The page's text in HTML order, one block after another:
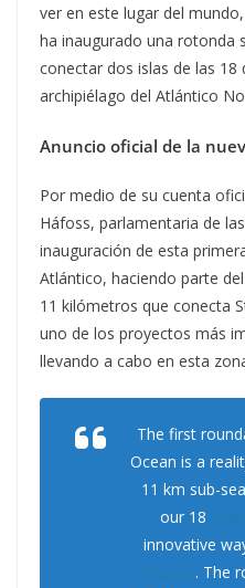
ver en este lugar del
ha inaugurado una rotonda
conectar dos islas de las
archipiélago del Atlántico
Anuncio oficial de la
Por medio de su cuenta
Háfoss, parlamentaria de
inauguración de esta
Atlántico, haciendo parte
11 kilómetros que conecta
uno de los proyectos más
llevando a cabo en esta
The first
Ocean is a
11 km sub-
our 18
innovative
. The